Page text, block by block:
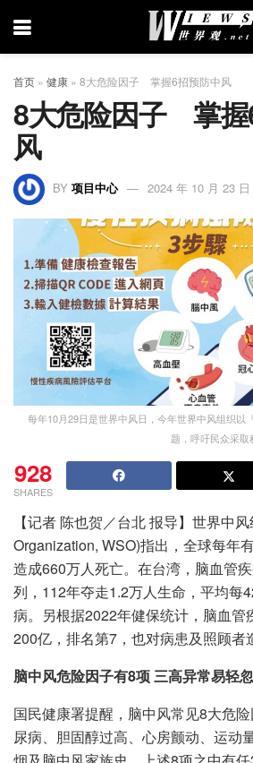
首页 » 健康 » 8大危险因子 掌握6招预防中风
8大危险因子 掌握
风
BY 项目中心 2024 年 10 月 23 日
每年10月29日是世界中风日，今年世界中风组织以
题，呼吁民众采
928
SHARES
【记者 陈也贺／台北 报导】世界中
Organization, WSO)指出，全球每年
造成660万人死亡。在台湾，脑血管
列，112年夺走1.2万人生命，平均每
病。另根据2022年健保统计，脑血管
200亿，排名第7，也对病患及照顾者
脑中风危险因子有8项三高异常易轻忽
国民健康署提醒，脑中风常见8大危
尿病、胆固醇过高、心房颤动、运动